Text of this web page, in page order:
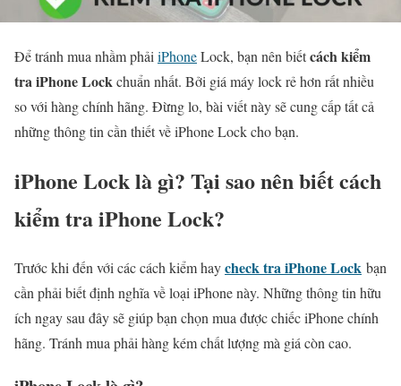
Để tránh mua nhầm phải iPhoneLock, bạn nên biếtcách kiểm
tra iPhone Lockchuẩn nhất. Bởi giá máy lock rẻ hơn rất nhiều
so với hàng chính hãng. Đừng lo, bài viết này sẽ cung cấp tất cả
những thông tin cần thiết về iPhone Lock cho bạn.
iPhone Lock là gì? Tại sao nên biết cách
kiểm tra iPhone Lock?
Trước khi đến với cáccách kiểm haycheck tra iPhone Lock bạn
cần phải biết định nghĩa về loại iPhone này. Những thông tin hữu
ích ngay sau đây sẽ giúp bạn chọn mua được chiếc iPhone chính
hãng. Tránh mua phải hàng kém chất lượng mà giá còn cao.